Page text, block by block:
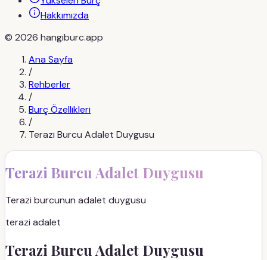
Hakkımızda
© 2026 hangiburc.app
Ana Sayfa
/
Rehberler
/
Burç Özellikleri
/
Terazi Burcu Adalet Duygusu
Terazi Burcu Adalet Duygusu
Terazi burcunun adalet duygusu
terazi adalet
Terazi Burcu Adalet Duygusu